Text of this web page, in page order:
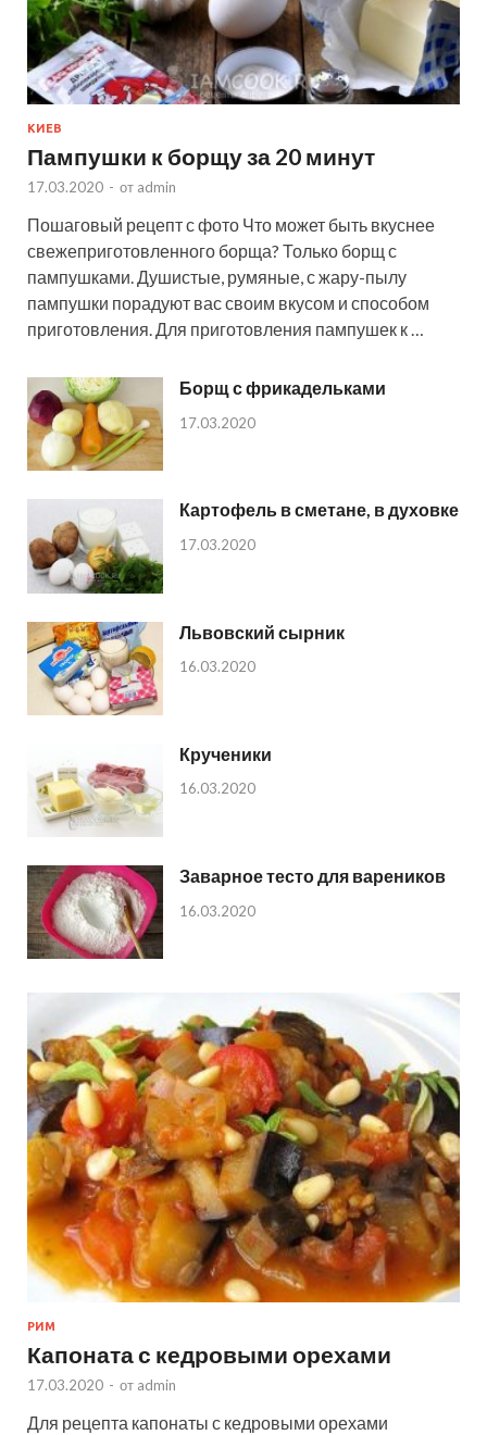
КИЕВ
Пампушки к борщу за 20 минут
17.03.2020 - от admin
Пошаговый рецепт с фото Что может быть вкуснее
свежеприготовленного борща? Только борщ с
пампушками. Душистые, румяные, с жару-пылу
пампушки порадуют вас своим вкусом и способом
приготовления. Для приготовления пампушек к …
Борщ с фрикадельками
17.03.2020
Картофель в сметане, в духовке
17.03.2020
Львовский сырник
16.03.2020
Крученики
16.03.2020
Заварное тесто для вареников
16.03.2020
РИМ
Капоната с кедровыми орехами
17.03.2020 - от admin
Для рецепта капонаты с кедровыми орехами